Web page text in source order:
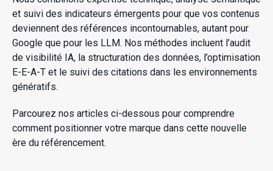
et suivi des indicateurs émergents pour que vos contenus
deviennent des références incontournables, autant pour
Google que pour les LLM. Nos méthodes incluent l’audit
de visibilité IA, la structuration des données, l’optimisation
E-E-A-T et le suivi des citations dans les environnements
génératifs.
Parcourez nos articles ci-dessous pour comprendre
comment positionner votre marque dans cette nouvelle
ère du référencement.